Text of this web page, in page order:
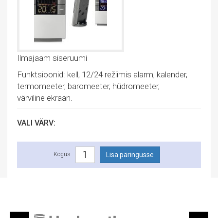
Ilmajaam siseruumi
Funktsioonid: kell, 12/24 režiimis alarm, kalender,
termomeeter, baromeeter, hüdromeeter,
värviline ekraan.
VALI VÄRV:
Kogus